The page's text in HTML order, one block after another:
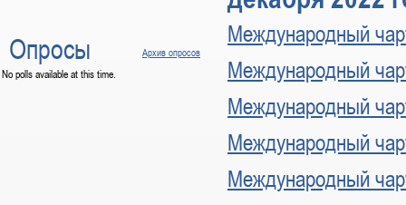
Опросы Архив опросов
No polls available at this time.
Международный
Международный
Международный
Международный
Международный